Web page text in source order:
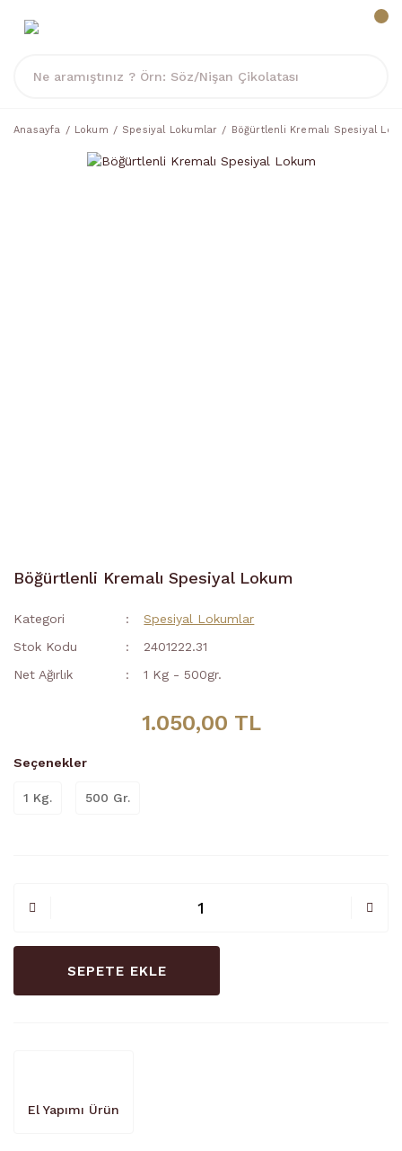
Anasayfa Lokum Spesiyal Lokumlar Böğürtlenli Kremalı Spesiyal
Böğürtlenli Kremalı Spesiyal Lokum
Kategori
Spesiyal Lokumlar
Stok Kodu
2401222.31
Net Ağırlık
1 Kg - 500gr.
1.050,00 TL
Seçenekler
1 Kg. 500 Gr.
SEPETE EKLE
El Yapımı Ürün